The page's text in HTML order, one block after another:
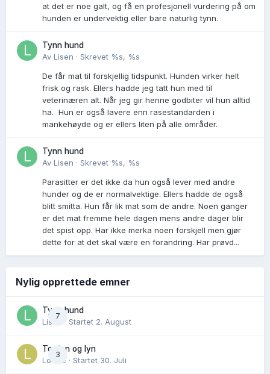
at det er noe galt, og få en profesjonell vurdering på om
hunden er undervektig eller bare naturlig tynn.
Tynn hund
Av Lisen · Skrevet %s, %s
De får mat til forskjellig tidspunkt. Hunden virker helt
frisk og rask. Ellers hadde jeg tatt hun med til
veterinæren alt. Når jeg gir henne godbiter vil hun alltid
ha. Hun er også lavere enn rasestandarden i
mankehøyde og er ellers liten på alle områder.
Tynn hund
Av Lisen · Skrevet %s, %s
Parasitter er det ikke da hun også lever med andre
hunder og de er normalvektige. Ellers hadde de også
blitt smitta. Hun får lik mat som de andre. Noen ganger
er det mat fremme hele dagen mens andre dager blir
det spist opp. Har ikke merka noen forskjell men gjør
dette for at det skal være en forandring. Har prøvd...
Nylig opprettede emner
7
Tynn hund
Lisen
· Startet 2. August
3
Torden og lyn
Lovise · Startet 30. Juli